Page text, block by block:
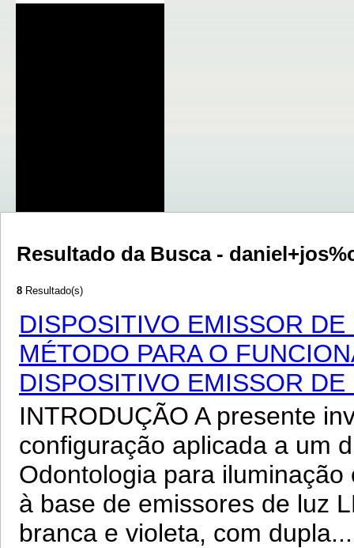
Resultado da Busca -
8 Resultado(s)
DISPOSITIVO EMISSOR
MÉTODO PARA O
DISPOSITIVO EMISSOR DE
INTRODUÇÃO A presente
configuração aplicada a um
Odontologia para
à base de emissores de luz
branca e violeta, com dupla...